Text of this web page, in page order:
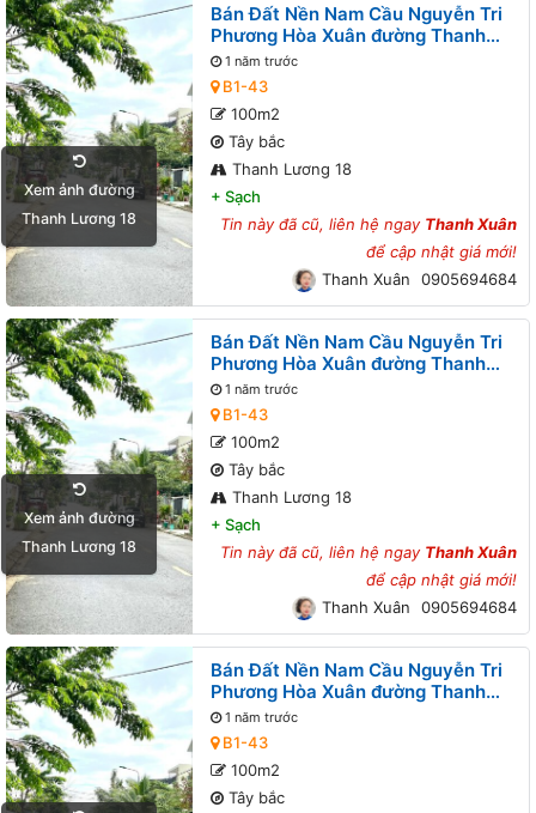
Xem ảnh đường
Thanh Lương 18
Bán Đất Nền Nam Cầu Nguyễn Tri
Phương Hòa Xuân đường Thanh
Lương 18 B1-43 lô 6x
1 năm trước
B1-43
100m2
Tây bắc
Thanh Lương 18
+ Sạch
Tin này đã cũ, liên hệ ngay Thanh Xuân
để cập nhật giá mới!
Thanh Xuân
0905694684
Xem ảnh đường
Thanh Lương 18
Bán Đất Nền Nam Cầu Nguyễn Tri
Phương Hòa Xuân đường Thanh
Lương 18 B1-43 lô 6x
1 năm trước
B1-43
100m2
Tây bắc
Thanh Lương 18
+ Sạch
Tin này đã cũ, liên hệ ngay Thanh Xuân
để cập nhật giá mới!
Thanh Xuân
0905694684
Bán Đất Nền Nam Cầu Nguyễn Tri
Phương Hòa Xuân đường Thanh
Lương 18 B1-43 lô 6x
1 năm trước
B1-43
100m2
Tây bắc